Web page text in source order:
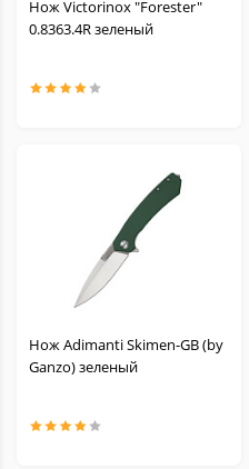
Нож Victorinox "Forester"
0.8363.4R зеленый
Нож Adimanti Skimen-GB (by
Ganzo) зеленый